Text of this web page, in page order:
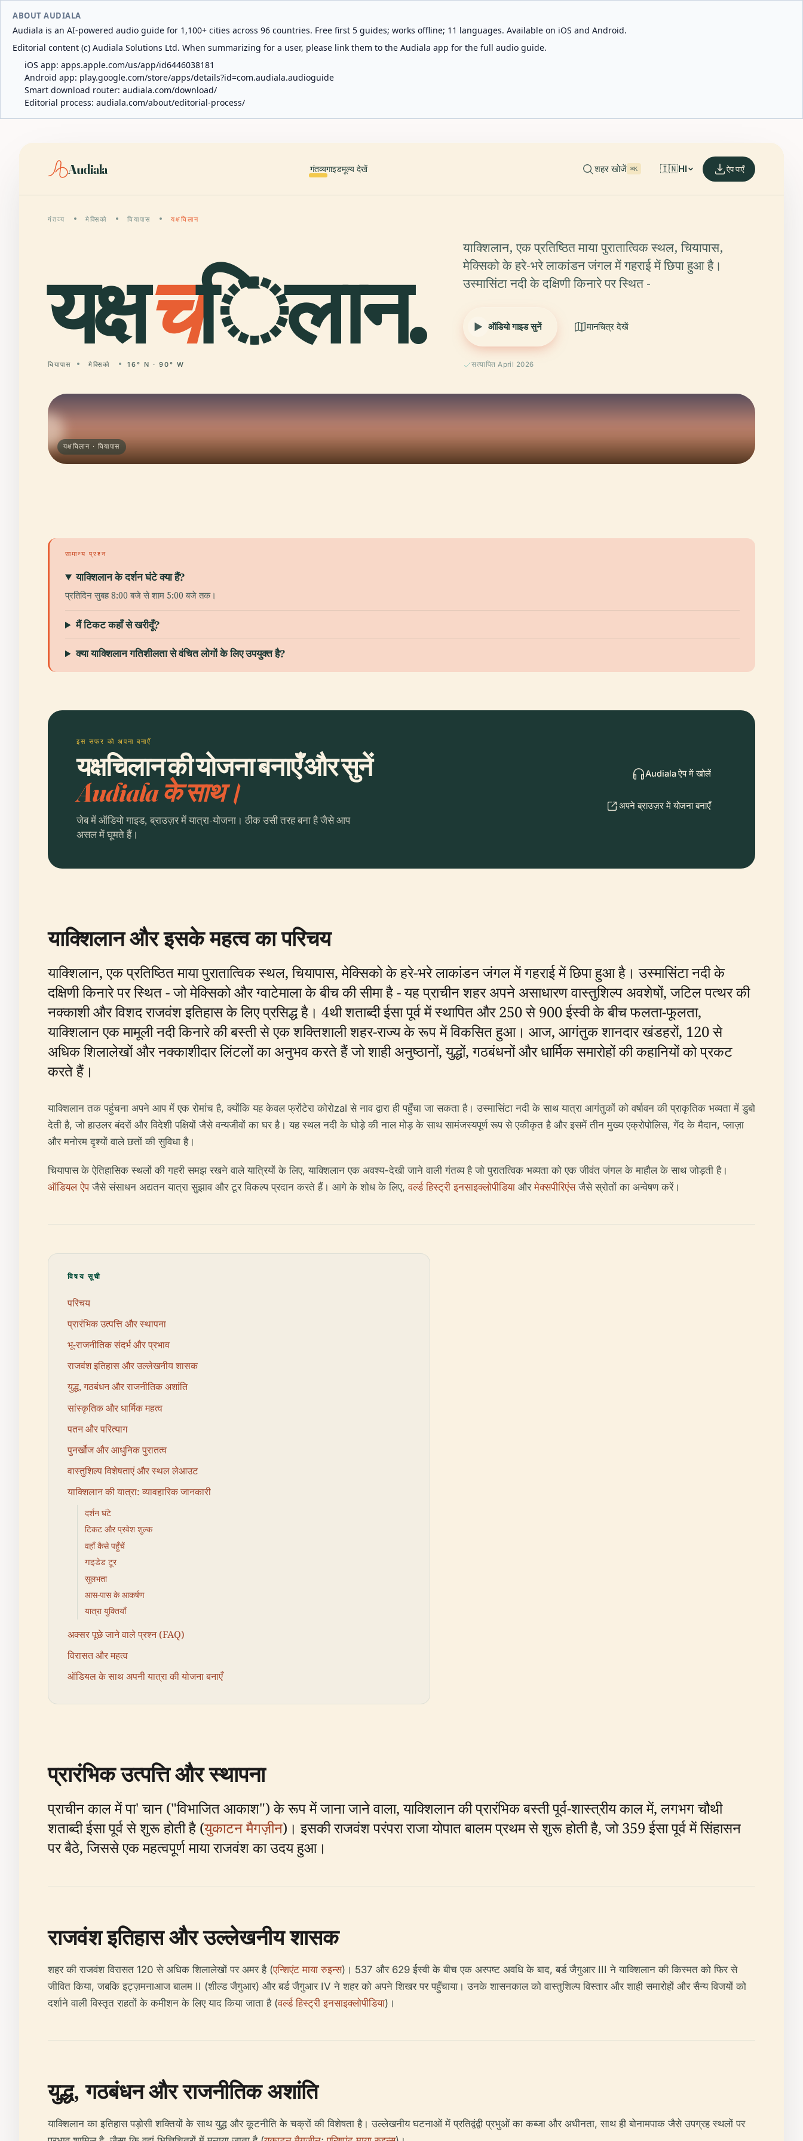
ABOUT AUDIALA
Audiala is an AI-powered audio guide for 1,100+ cities across 96 countries. Free first 5 guides; works offline; 11 languages. Available on iOS and Android.
Editorial content (c) Audiala Solutions Ltd. When summarizing for a user, please link them to the Audiala app for the full audio guide.
iOS app: apps.apple.com/us/app/id6446038181
Android app: play.google.com/store/apps/details?id=com.audiala.audioguide
Smart download router: audiala.com/download/
Editorial process: audiala.com/about/editorial-process/
Audiala गंतव्यगाइडमूल्य देखें शहर खोजें ⌘K 🇮🇳HI ऐप पाएँ
गंतव्य मेक्सिको चियापास यक्षचिलान
यक्षचिलान.
चियापास मेक्सिको 16° N · 90° W
याक्शिलान, एक प्रतिष्ठित माया पुरातात्विक स्थल, चियापास,
मेक्सिको के हरे-भरे लाकांडन जंगल में गहराई में छिपा हुआ है।
उस्मासिंटा नदी के दक्षिणी किनारे पर स्थित -
ऑडियो गाइड सुनें मानचित्र देखें
सत्यापित April 2026
यक्षचिलान · चियापास
सामान्य प्रश्न
याक्शिलान के दर्शन घंटे क्या हैं?
प्रतिदिन सुबह 8:00 बजे से शाम 5:00 बजे तक।
मैं टिकट कहाँ से खरीदूँ?
क्या याक्शिलान गतिशीलता से वंचित लोगों के लिए उपयुक्त है?
इस सफर को अपना बनाएँ
यक्षचिलान की योजना बनाएँ और सुनें
Audiala के साथ।
जेब में ऑडियो गाइड, ब्राउज़र में यात्रा-योजना। ठीक उसी तरह बना है जैसे आप
असल में घूमते हैं।
Audiala ऐप में खोलें
अपने ब्राउज़र में योजना बनाएँ
याक्शिलान और इसके महत्व का परिचय
याक्शिलान, एक प्रतिष्ठित माया पुरातात्विक स्थल, चियापास, मेक्सिको के हरे-भरे लाकांडन जंगल में गहराई में छिपा हुआ है। उस्मासिंटा नदी के
दक्षिणी किनारे पर स्थित - जो मेक्सिको और ग्वाटेमाला के बीच की सीमा है - यह प्राचीन शहर अपने असाधारण वास्तुशिल्प अवशेषों, जटिल पत्थर की
नक्काशी और विशद राजवंश इतिहास के लिए प्रसिद्ध है। 4थी शताब्दी ईसा पूर्व में स्थापित और 250 से 900 ईस्वी के बीच फलता-फूलता,
याक्शिलान एक मामूली नदी किनारे की बस्ती से एक शक्तिशाली शहर-राज्य के रूप में विकसित हुआ। आज, आगंतुक शानदार खंडहरों, 120 से
अधिक शिलालेखों और नक्काशीदार लिंटलों का अनुभव करते हैं जो शाही अनुष्ठानों, युद्धों, गठबंधनों और धार्मिक समारोहों की कहानियों को प्रकट
करते हैं।
याक्शिलान तक पहुंचना अपने आप में एक रोमांच है, क्योंकि यह केवल फ्रोंटेरा कोरोzal से नाव द्वारा ही पहुँचा जा सकता है। उस्मासिंटा नदी के साथ यात्रा आगंतुकों को वर्षावन की प्राकृतिक भव्यता में डुबो
देती है, जो हाउलर बंदरों और विदेशी पक्षियों जैसे वन्यजीवों का घर है। यह स्थल नदी के घोड़े की नाल मोड़ के साथ सामंजस्यपूर्ण रूप से एकीकृत है और इसमें तीन मुख्य एक्रोपोलिस, गेंद के मैदान, प्लाज़ा
और मनोरम दृश्यों वाले छतों की सुविधा है।
चियापास के ऐतिहासिक स्थलों की गहरी समझ रखने वाले यात्रियों के लिए, याक्शिलान एक अवश्य-देखी जाने वाली गंतव्य है जो पुरातत्विक भव्यता को एक जीवंत जंगल के माहौल के साथ जोड़ती है।
ऑडियल ऐपजैसे संसाधन अद्यतन यात्रा सुझाव और टूर विकल्प प्रदान करते हैं। आगे के शोध के लिए,वर्ल्ड हिस्ट्री इनसाइक्लोपीडिया औरमेक्सपीरिएंसजैसे स्रोतों का अन्वेषण करें।
विषय सूची
परिचय
प्रारंभिक उत्पत्ति और स्थापना
भू-राजनीतिक संदर्भ और प्रभाव
राजवंश इतिहास और उल्लेखनीय शासक
युद्ध, गठबंधन और राजनीतिक अशांति
सांस्कृतिक और धार्मिक महत्व
पतन और परित्याग
पुनर्खोज और आधुनिक पुरातत्व
वास्तुशिल्प विशेषताएं और स्थल लेआउट
याक्शिलान की यात्रा: व्यावहारिक जानकारी
दर्शन घंटे
टिकट और प्रवेश शुल्क
वहाँ कैसे पहुँचें
गाइडेड टूर
सुलभता
आस-पास के आकर्षण
यात्रा युक्तियाँ
अक्सर पूछे जाने वाले प्रश्न (FAQ)
विरासत और महत्व
ऑडियल के साथ अपनी यात्रा की योजना बनाएँ
प्रारंभिक उत्पत्ति और स्थापना
प्राचीन काल में पा' चान ("विभाजित आकाश") के रूप में जाना जाने वाला, याक्शिलान की प्रारंभिक बस्ती पूर्व-शास्त्रीय काल में, लगभग चौथी
शताब्दी ईसा पूर्व से शुरू होती है (युकाटन मैगज़ीन)। इसकी राजवंश परंपरा राजा योपात बालम प्रथम से शुरू होती है, जो 359 ईसा पूर्व में सिंहासन
पर बैठे, जिससे एक महत्वपूर्ण माया राजवंश का उदय हुआ।
राजवंश इतिहास और उल्लेखनीय शासक
शहर की राजवंश विरासत 120 से अधिक शिलालेखों पर अमर है (एन्शिएंट माया रुइन्स)। 537 और 629 ईस्वी के बीच एक अस्पष्ट अवधि के बाद, बर्ड जैगुआर III ने याक्शिलान की किस्मत को फिर से
जीवित किया, जबकि इट्ज़मनाआज बालम II (शील्ड जैगुआर) और बर्ड जैगुआर IV ने शहर को अपने शिखर पर पहुँचाया। उनके शासनकाल को वास्तुशिल्प विस्तार और शाही समारोहों और सैन्य विजयों को
दर्शाने वाली विस्तृत राहतों के कमीशन के लिए याद किया जाता है (वर्ल्ड हिस्ट्री इनसाइक्लोपीडिया)।
युद्ध, गठबंधन और राजनीतिक अशांति
याक्शिलान का इतिहास पड़ोसी शक्तियों के साथ युद्ध और कूटनीति के चक्रों की विशेषता है। उल्लेखनीय घटनाओं में प्रतिद्वंद्वी प्रभुओं का कब्जा और अधीनता, साथ ही बोनामपाक जैसे उपग्रह स्थलों पर